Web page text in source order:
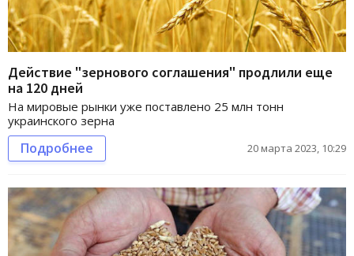
Действие "зернового соглашения" продлили еще
на 120 дней
На мировые рынки уже поставлено 25 млн тонн
украинского зерна
Подробнее 20 марта 2023, 10:29